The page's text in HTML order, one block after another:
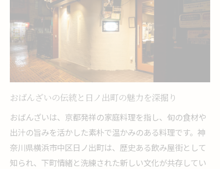
和食好きにおすすめのおばんざい体験法
くつろげるおばんざいレストラン探訪記
おばんざいレストランで過ごす至福の時間
心地よい空間で楽しむおばんざいの魅力
おばんざいレストランの選び方とポイント
食事も会話も弾むおばんざい体験のすすめ
力
女子会にも最適な日ノ出町のおばんざい空間
女子会にぴったりなおばんざいレストラン
おばんざいの伝統と日ノ出町の魅力を深掘り
おばんざいは、京都発祥の家庭料理を指し、旬の食材や
出汁の旨みを活かした素朴で温かみのある料理です。神
奈川県横浜市中区日ノ出町は、歴史ある飲み屋街として
知られ、下町情緒と洗練された新しい文化が共存してい